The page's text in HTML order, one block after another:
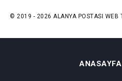
© 2019 - 2026 ALANYA POSTASI WEB
ANASAYFA